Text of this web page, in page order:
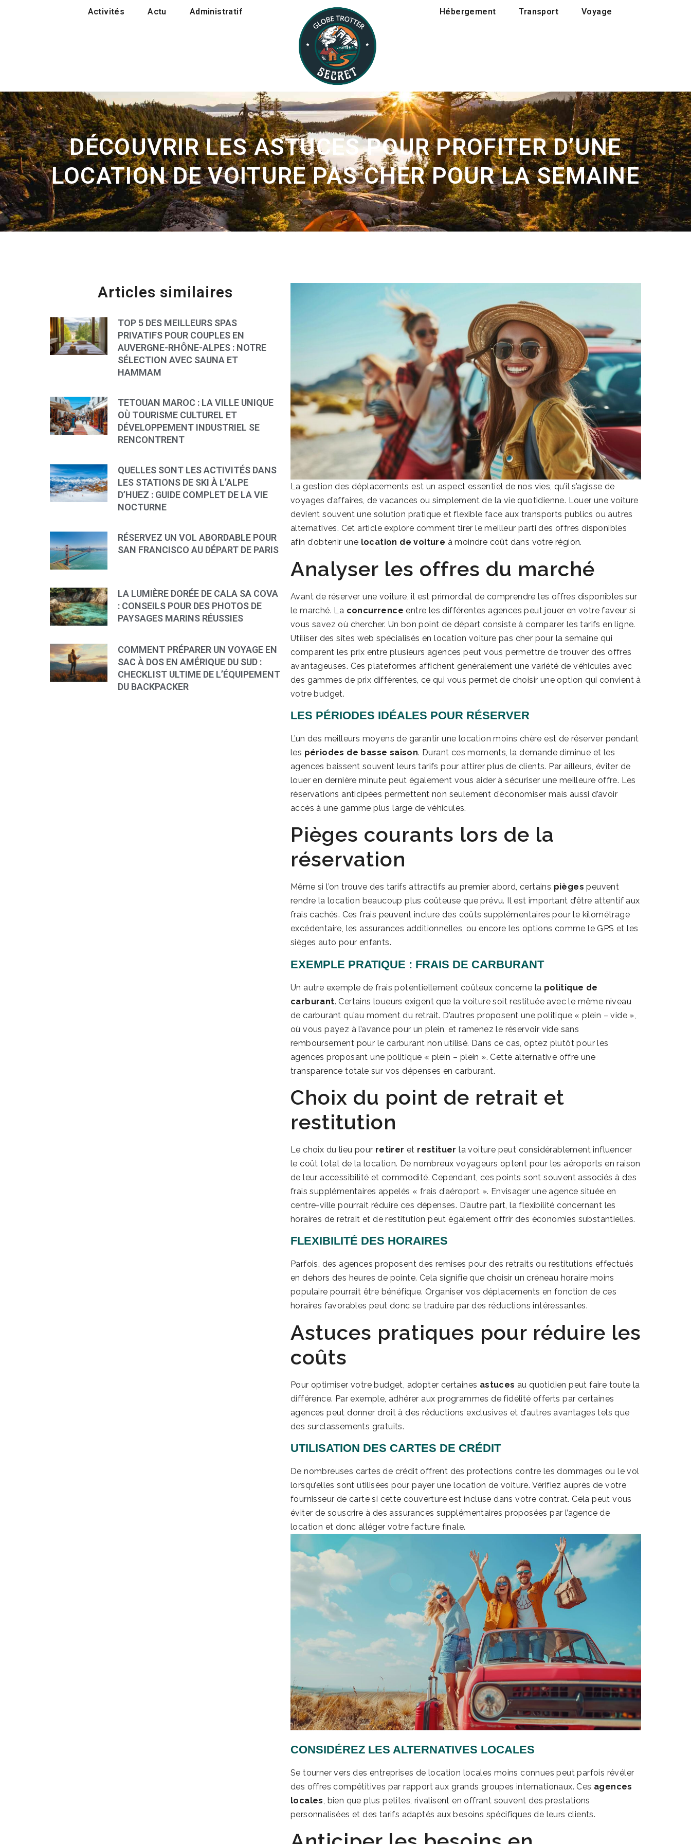
Activités Actu Administratif Hébergement Transport Voyage
DÉCOUVRIR LES ASTUCES POUR PROFITER D’UNE
LOCATION DE VOITURE PAS CHER POUR LA SEMAINE
Articles similaires
TOP 5 DES MEILLEURS SPAS
PRIVATIFS POUR COUPLES EN
AUVERGNE-RHÔNE-ALPES : NOTRE
SÉLECTION AVEC SAUNA ET
HAMMAM
TETOUAN MAROC : LA VILLE UNIQUE
OÙ TOURISME CULTUREL ET
DÉVELOPPEMENT INDUSTRIEL SE
RENCONTRENT
QUELLES SONT LES ACTIVITÉS DANS
LES STATIONS DE SKI À L’ALPE
D’HUEZ : GUIDE COMPLET DE LA VIE
NOCTURNE
RÉSERVEZ UN VOL ABORDABLE POUR
SAN FRANCISCO AU DÉPART DE PARIS
LA LUMIÈRE DORÉE DE CALA SA COVA
: CONSEILS POUR DES PHOTOS DE
PAYSAGES MARINS RÉUSSIES
COMMENT PRÉPARER UN VOYAGE EN
SAC À DOS EN AMÉRIQUE DU SUD :
CHECKLIST ULTIME DE L’ÉQUIPEMENT
DU BACKPACKER
La gestion des déplacements est un aspect essentiel de nos vies, qu’il s’agisse de
voyages d’affaires, de vacances ou simplement de la vie quotidienne. Louer une voiture
devient souvent une solution pratique et flexible face aux transports publics ou autres
alternatives. Cet article explore comment tirer le meilleur parti des offres disponibles
afin d’obtenir une location de voiture à moindre coût dans votre région.
Analyser les offres du marché
Avant de réserver une voiture, il est primordial de comprendre les offres disponibles sur
le marché. La concurrence entre les différentes agences peut jouer en votre faveur si
vous savez où chercher. Un bon point de départ consiste à comparer les tarifs en ligne.
Utiliser des sites web spécialisés enlocation voiture pas cher pour la semaine qui
comparent les prix entre plusieurs agences peut vous permettre de trouver des offres
avantageuses. Ces plateformes affichent généralement une variété de véhicules avec
des gammes de prix différentes, ce qui vous permet de choisir une option qui convient à
votre budget.
LES PÉRIODES IDÉALES POUR RÉSERVER
L’un des meilleurs moyens de garantir une location moins chère est de réserver pendant
les périodes de basse saison. Durant ces moments, la demande diminue et les
agences baissent souvent leurs tarifs pour attirer plus de clients. Par ailleurs, éviter de
louer en dernière minute peut également vous aider à sécuriser une meilleure offre. Les
réservations anticipées permettent non seulement d’économiser mais aussi d’avoir
accès à une gamme plus large de véhicules.
Pièges courants lors de la
réservation
Même si l’on trouve des tarifs attractifs au premier abord, certains pièges peuvent
rendre la location beaucoup plus coûteuse que prévu. Il est important d’être attentif aux
frais cachés. Ces frais peuvent inclure des coûts supplémentaires pour le kilométrage
excédentaire, les assurances additionnelles, ou encore les options comme le GPS et les
sièges auto pour enfants.
EXEMPLE PRATIQUE : FRAIS DE CARBURANT
Un autre exemple de frais potentiellement coûteux concerne la politique de
carburant. Certains loueurs exigent que la voiture soit restituée avec le même niveau
de carburant qu’au moment du retrait. D’autres proposent une politique « plein – vide »,
où vous payez à l’avance pour un plein, et ramenez le réservoir vide sans
remboursement pour le carburant non utilisé. Dans ce cas, optez plutôt pour les
agences proposant une politique « plein – plein ». Cette alternative offre une
transparence totale sur vos dépenses en carburant.
Choix du point de retrait et
restitution
Le choix du lieu pour retirer et restituer la voiture peut considérablement influencer
le coût total de la location. De nombreux voyageurs optent pour les aéroports en raison
de leur accessibilité et commodité. Cependant, ces points sont souvent associés à des
frais supplémentaires appelés « frais d’aéroport ». Envisager une agence située en
centre-ville pourrait réduire ces dépenses. D’autre part, la flexibilité concernant les
horaires de retrait et de restitution peut également offrir des économies substantielles.
FLEXIBILITÉ DES HORAIRES
Parfois, des agences proposent des remises pour des retraits ou restitutions effectués
en dehors des heures de pointe. Cela signifie que choisir un créneau horaire moins
populaire pourrait être bénéfique. Organiser vos déplacements en fonction de ces
horaires favorables peut donc se traduire par des réductions intéressantes.
Astuces pratiques pour réduire les
coûts
Pour optimiser votre budget, adopter certaines astuces au quotidien peut faire toute la
différence. Par exemple, adhérer aux programmes de fidélité offerts par certaines
agences peut donner droit à des réductions exclusives et d’autres avantages tels que
des surclassements gratuits.
UTILISATION DES CARTES DE CRÉDIT
De nombreuses cartes de crédit offrent des protections contre les dommages ou le vol
lorsqu’elles sont utilisées pour payer une location de voiture. Vérifiez auprès de votre
fournisseur de carte si cette couverture est incluse dans votre contrat. Cela peut vous
éviter de souscrire à des assurances supplémentaires proposées par l’agence de
location et donc alléger votre facture finale.
CONSIDÉREZ LES ALTERNATIVES LOCALES
Se tourner vers des entreprises de location locales moins connues peut parfois révéler
des offres compétitives par rapport aux grands groupes internationaux. Ces agences
locales , bien que plus petites, rivalisent en offrant souvent des prestations
personnalisées et des tarifs adaptés aux besoins spécifiques de leurs clients.